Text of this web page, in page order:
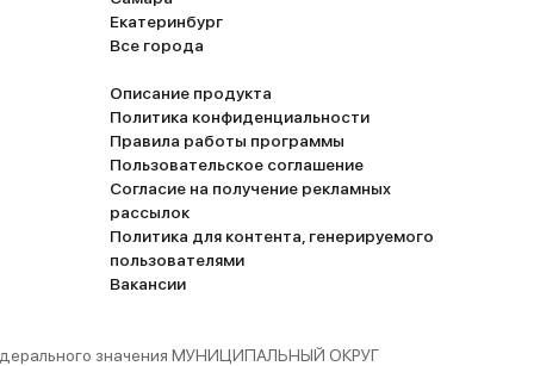
Екатеринбург
Все города
Описание продукта
Политика конфиденциальности
Правила работы программы
Пользовательское соглашение
Согласие на получение рекламных
рассылок
Политика для контента, генерируемого
пользователями
Вакансии
значения МУНИЦИПАЛЬНЫЙ ОКРУГ